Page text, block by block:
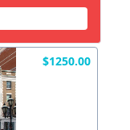
$1250.00
Envoyez